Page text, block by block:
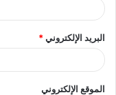
البريد الإلكتروني*
الموقع الإلكتروني